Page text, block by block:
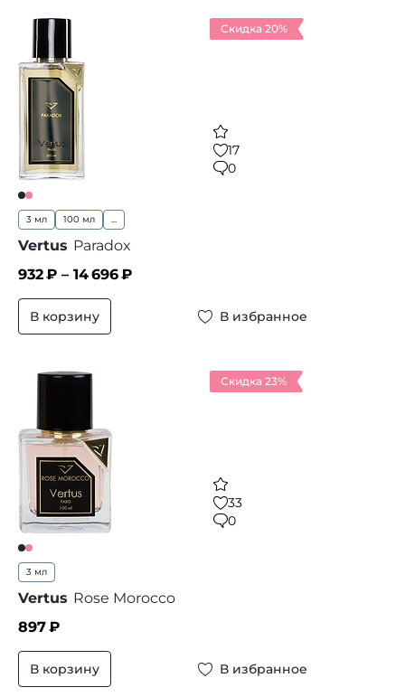
Скидка 20%
17
0
3 мл 100 мл ...
Vertus Paradox
932₽ – 14 696₽
В корзину В избранное
Скидка 23%
33
0
3 мл
Vertus Rose Morocco
897₽
В корзину В избранное